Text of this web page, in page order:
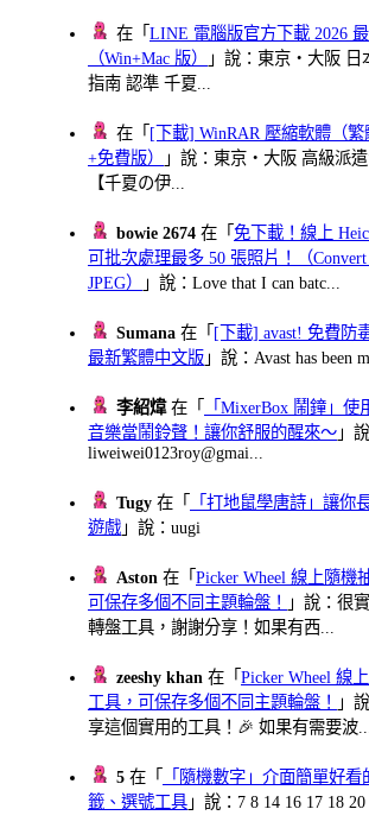
在「LINE 電腦版官方下載 2026
（Win+Mac 版）
」說：東京・大阪 日
指南 認準 千夏...
在「 [下載] WinRAR 壓縮軟體（繁
+免費版）
」說：東京・大阪 高級派
【千夏の伊...
bowie 2674 在「免下載！線上 Heic
可批次處理最多 50 張照片！（
JPEG）
」說：Love that I can batc...
Sumana 在「 [下載] avast! 免費防
最新繁體中文版 」說：Avast has been
李紹煒在「
「MixerBox 鬧鐘」使
音樂當鬧鈴聲！讓你舒服的醒來～ 」
liweiwei0123roy@gmai...
Tugy 在「
「打地鼠學唐詩」讓你
遊戲 」說：uugi
Aston 在「Picker Wheel 線上隨機
可保存多個不同主題輪盤！
」說：很
轉盤工具，謝謝分享！如果有西...
zeeshy khan 在「Picker Wheel 線
工具，可保存多個不同主題輪盤！
」
享這個實用的工具！🎉 如果有需要波...
5 在「
「隨機數字」介面簡單好看
籤、選號工具 」說：7 8 14 16 17 18 20